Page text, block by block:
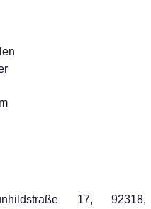
17, 92318,